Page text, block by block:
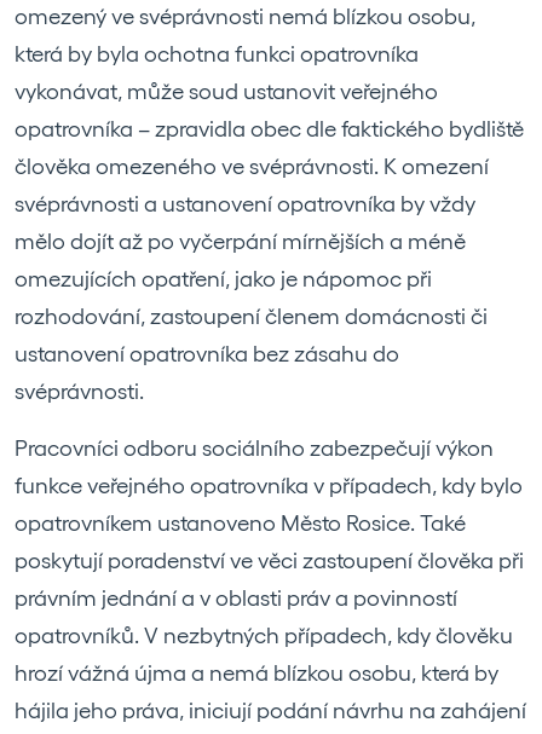
omezený ve svéprávnosti nemá blízkou osobu,
která by byla ochotna funkci opatrovníka
vykonávat, může soud ustanovit veřejného
opatrovníka – zpravidla obec dle faktického bydliště
člověka omezeného ve svéprávnosti. K omezení
svéprávnosti a ustanovení opatrovníka by vždy
mělo dojít až po vyčerpání mírnějších a méně
omezujících opatření, jako je nápomoc při
rozhodování, zastoupení členem domácnosti či
ustanovení opatrovníka bez zásahu do
svéprávnosti.
Pracovníci odboru sociálního zabezpečují výkon
funkce veřejného opatrovníka v případech, kdy bylo
opatrovníkem ustanoveno Město Rosice. Také
poskytují poradenství ve věci zastoupení člověka při
právním jednání a v oblasti práv a povinností
opatrovníků. V nezbytných případech, kdy člověku
hrozí vážná újma a nemá blízkou osobu, která by
hájila jeho práva, iniciují podání návrhu na zahájení